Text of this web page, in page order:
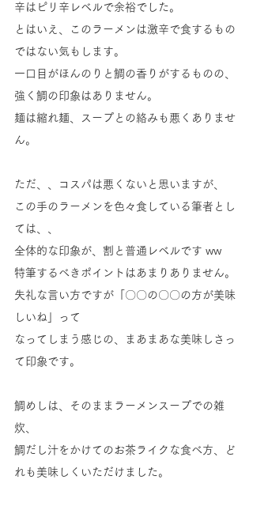
辛はピリ辛レベルで余裕でした。
とはいえ、このラーメンは激辛で食するもの
ではない気もします。
一口目がほんのりと鯛の香りがするものの、
強く鯛の印象はありません。
麺は縮れ麺、スープとの絡みも悪くありませ
ん。
ただ、、コスパは悪くないと思いますが、
この手のラーメンを色々食している筆者とし
ては、、
全体的な印象が、割と普通レベルです ww
特筆するべきポイントはあまりありません。
失礼な言い方ですが「〇〇の〇〇の方が美味
しいね」って
なってしまう感じの、まあまあな美味しさっ
て印象です。
鯛めしは、そのままラーメンスープでの雑
炊、
鯛だし汁をかけてのお茶ライクな食べ方、ど
れも美味しくいただけました。